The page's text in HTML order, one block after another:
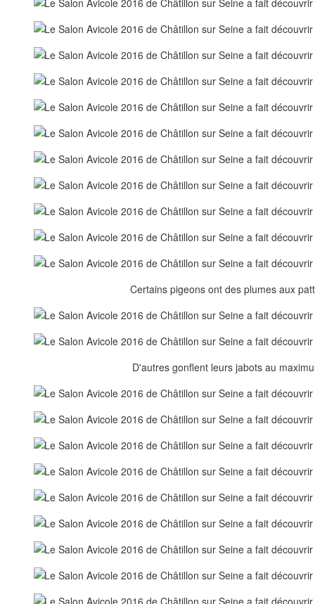
Certains pigeons ont des plumes aux
D'autres gonflent leurs jabots au